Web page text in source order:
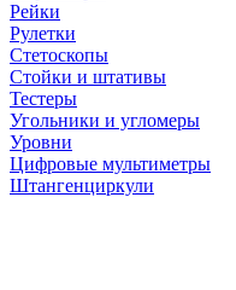
Рейки
Рулетки
Стетоскопы
Стойки и штативы
Тестеры
Угольники и угломеры
Уровни
Цифровые мультиметры
Штангенциркули